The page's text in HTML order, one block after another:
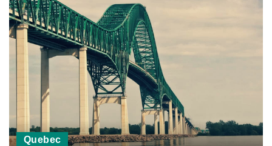
Quebec